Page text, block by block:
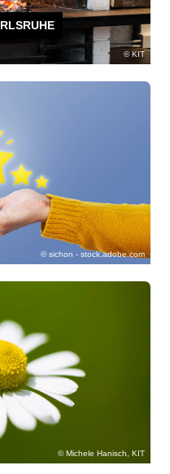
KIT
sichon - stock.adobe.com
Michele Hanisch, KIT